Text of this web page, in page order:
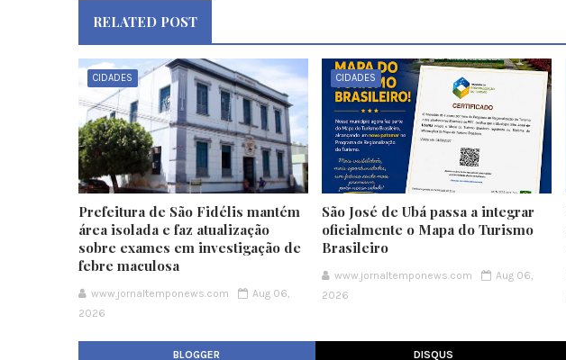
RELATED POST
CIDADES
Prefeitura de São Fidélis mantém
área isolada e faz atualização
sobre exames em investigação de
febre maculosa
www.jornaltemponews.com
Aug 06,
2026
CIDADES
São José de Ubá passa a integrar
oficialmente o Mapa do Turismo
Brasileiro
www.jornaltemponews.com
Aug 06,
2026
BLOGGER DISQUS